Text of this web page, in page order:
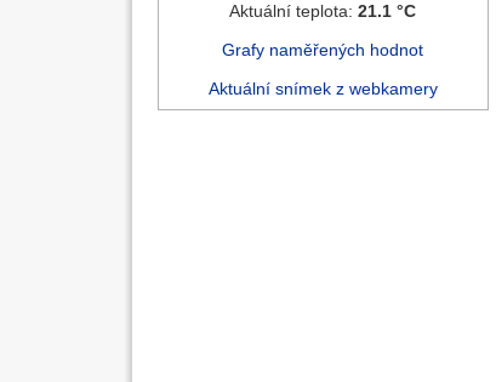
Aktuální teplota:21.1 °C
Grafy naměřených hodnot
Aktuální snímek z webkamery